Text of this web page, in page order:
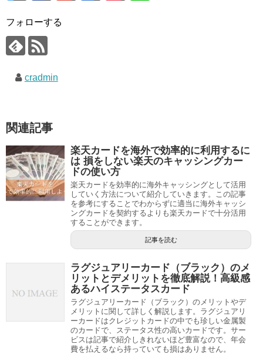
フォローする
cradmin
関連記事
楽天カードを海外で効率的に利用するに
は 損をしない楽天のキャッシングカー
ドの使い方
楽天カードを効率的に海外キャッシングとして活用
していく方法について紹介していきます。この記事
を参考にすることでわからずに適当に海外キャッシ
ングカードを契約するよりも楽天カードで十分活用
することができます。
記事を読む
ラグジュアリーカード（ブラック）のメ
リットとデメリットを徹底解説！高級感
あるハイステータスカード
ラグジュアリーカード（ブラック）のメリットやデ
メリットに関して詳しく解説します。ラグジュアリ
ーカードはクレジットカードの中でも珍しい金属製
のカードで、ステータス性の高いカードです。サー
ビスは記事で紹介しきれないほど豊富なので、年会
費を払えるなら持っていても損はありません。